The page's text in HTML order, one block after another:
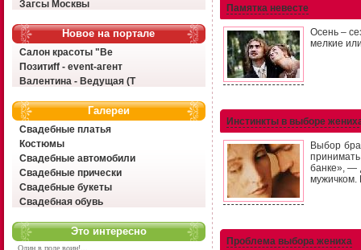
Загсы Москвы
Новое на портале
Салон красоты "Ве
Позитиff - event-агент
Валентина - Ведущая (Т
Галереи
Свадебные платья
Костюмы
Свадебные автомобили
Свадебные прически
Свадебные букеты
Свадебная обувь
Это интересно
Один в поле воин!...
Памятка невесте
Осень –
мелкие
Инстинкты в выборе
Выбор
банке», —
мужичком.
Проблема выбора жениха